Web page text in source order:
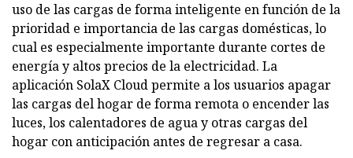
uso de las cargas de forma inteligente en función de la
prioridad e importancia de las cargas domésticas, lo
cual es especialmente importante durante cortes de
energía y altos precios de la electricidad. La
aplicación SolaX Cloud permite a los usuarios apagar
las cargas del hogar de forma remota o encender las
luces, los calentadores de agua y otras cargas del
hogar con anticipación antes de regresar a casa.